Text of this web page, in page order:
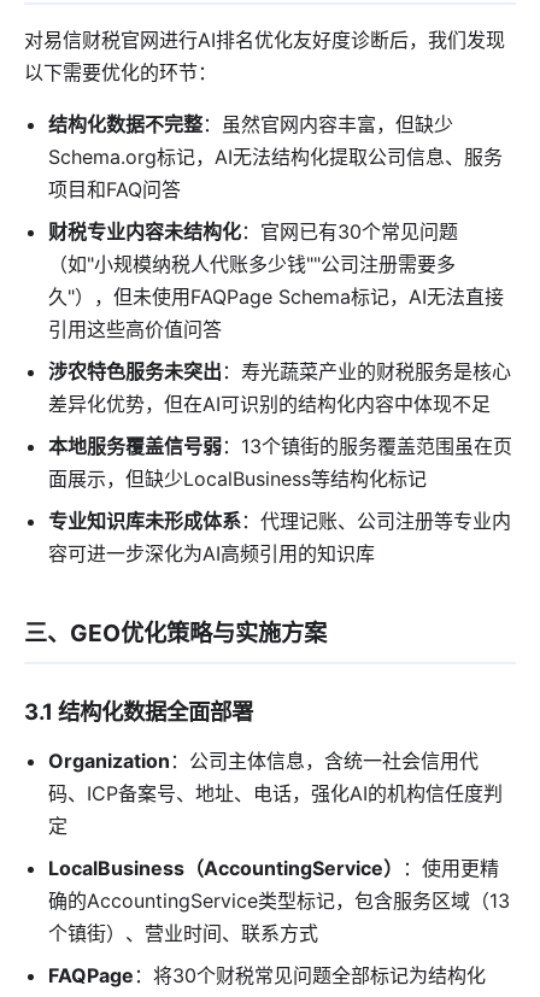
对易信财税官网进行AI排名优化友好度诊断后，我们发现
以下需要优化的环节：
结构化数据不完整：虽然官网内容丰富，但缺少
Schema.org标记，AI无法结构化提取公司信息、服务
项目和FAQ问答
财税专业内容未结构化：官网已有30个常见问题
（如"小规模纳税人代账多少钱""公司注册需要多
久"），但未使用FAQPage Schema标记，AI无法直接
引用这些高价值问答
涉农特色服务未突出 ：寿光蔬菜产业的财税服务是核心
差异化优势，但在AI可识别的结构化内容中体现不足
本地服务覆盖信号弱：13个镇街的服务覆盖范围虽在页
面展示，但缺少LocalBusiness等结构化标记
专业知识库未形成体系：代理记账、公司注册等专业内
容可进一步深化为AI高频引用的知识库
三、GEO优化策略与实施方案
3.1 结构化数据全面部署
Organization ：公司主体信息，含统一社会信用代
码、ICP备案号、地址、电话，强化AI的机构信任度判
定
LocalBusiness（AccountingService）
：使用更精
确的AccountingService类型标记，包含服务区域（13
个镇街）、营业时间、联系方式
FAQPage ：将30个财税常见问题全部标记为结构化